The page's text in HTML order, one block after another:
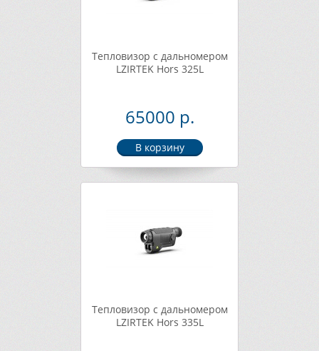
Тепловизор с дальномером
LZIRTEK Hors 325L
65000 р.
Тепловизор с дальномером
LZIRTEK Hors 335L